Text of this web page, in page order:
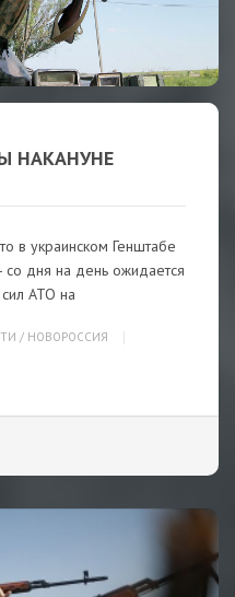
НАКАНУНЕ
в украинском Генштабе
со дня на день ожидается
АТО на
/ НОВОРОССИЯ